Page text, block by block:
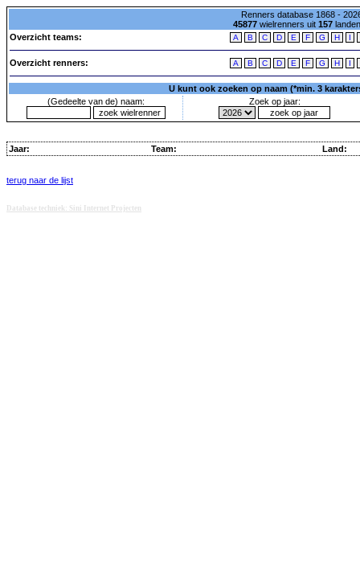
Renners database 1868 -
45877wielrenners uit 157
Overzicht teams:
A B C D E F G H I
Overzicht renners: A B C D E F G H I
U kunt ook zoeken op naam (*min. 3
(Gedeelte van de) naam:
Zoek op jaar:
Jaar: Team: Land:
terug naar de lijst
Database techniek: Sini Internet Projecten